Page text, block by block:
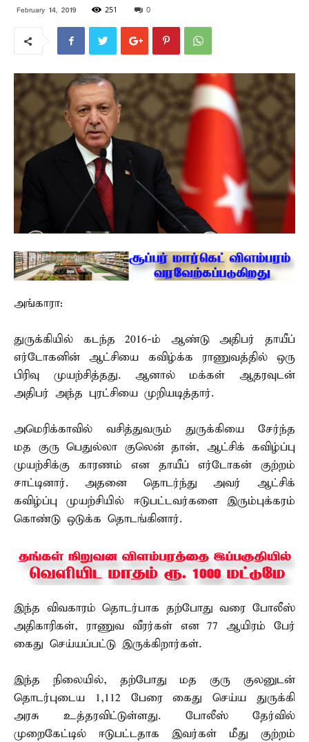
February 14, 2019 251 0
அங்காரா:
துருக்கியில் கடந்த 2016-ம் ஆண்டு அதிபர் தாயீப்
எர்டோகனின் ஆட்சியை கவிழ்க்க ராணுவத்தில் ஒரு
பிரிவு முயற்சித்தது. ஆனால் மக்கள் ஆதரவுடன்
அதிபர் அந்த புரட்சியை முறியடித்தார்.
அமெரிக்காவில் வசித்துவரும் துருக்கியை சேர்ந்த
மத குரு பெதுல்லா குலென் தான், ஆட்சிக் கவிழ்ப்பு
முயற்சிக்கு காரணம் என தாயீப் எர்டோகன் குற்றம்
சாட்டினார். அதனை தொடர்ந்து அவர் ஆட்சிக்
கவிழ்ப்பு முயற்சியில் ஈடுபட்டவர்களை இரும்புக்கரம்
கொண்டு ஒடுக்க தொடங்கினார்.
இந்த விவகாரம் தொடர்பாக தற்போது வரை போலீஸ்
அதிகாரிகள், ராணுவ வீரர்கள் என 77 ஆயிரம் பேர்
கைது செய்யப்பட்டு இருக்கிறார்கள்.
இந்த நிலையில், தற்போது மத குரு குலனுடன்
தொடர்புடைய 1,112 பேரை கைது செய்ய துருக்கி
அரசு உத்தரவிட்டுள்ளது. போலீஸ் தேர்வில்
முறைகேட்டில் ஈடுபட்டதாக இவர்கள் மீது குற்றம்